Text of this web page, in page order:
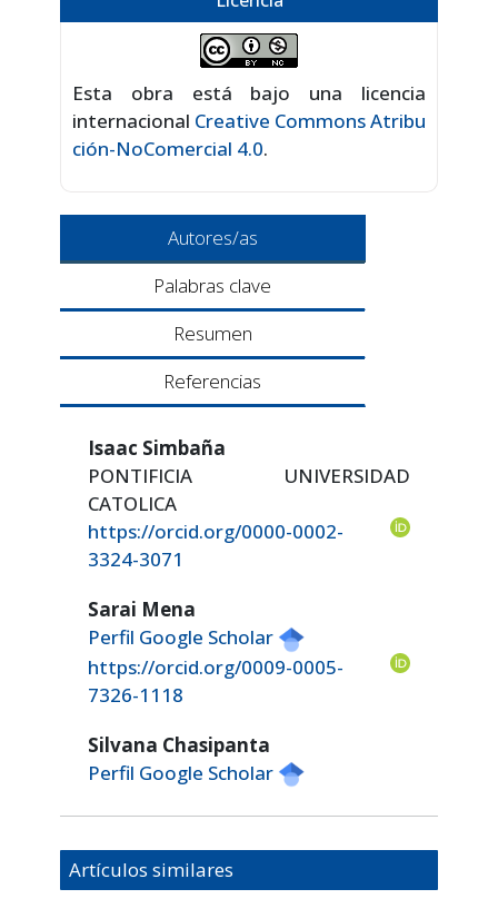
Esta obra está bajo una licencia
internacional Creative Commons Atribu
ción-NoComercial 4.0.
Autores/as
Palabras clave
Resumen
Referencias
Isaac Simbaña
PONTIFICIA UNIVERSIDAD
CATOLICA
https://orcid.org/0000-0002-
3324-3071
Sarai Mena
Perfil Google Scholar
https://orcid.org/0009-0005-
7326-1118
Silvana Chasipanta
Perfil Google Scholar
Artículos similares